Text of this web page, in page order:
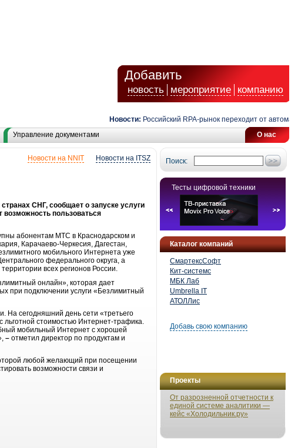
Добавить
новость мероприятие компанию
Новости: Российский RPA-рынок переходит от
О нас
Управление документами
Поиск:
Тесты цифровой техники
Каталог компаний
СмартексСофт
Кит-системс
МБК Лаб
Umbrella IT
АТОЛЛис
Добавь свою компанию
Проекты
От разрозненной отчетности к
единой системе аналитики —
кейс «Холодильник.ру»
Новости на ITSZ
Новости на NNIT
СНГ, сообщает о запуске услуги
возможность пользоваться
абонентам МТС в Краснодарском и
Карачаево-Черкесия, Дагестан,
мобильного Интернета уже
федерального округа, а
всех регионов России.
онлайн», которая дает
при подключении услуги «Безлимитный
На сегодняшний день сети «третьего
стоимостью Интернет-трафика.
мобильный Интернет с хорошей
– отметил директор по продуктам и
любой желающий при посещении
возможности связи и